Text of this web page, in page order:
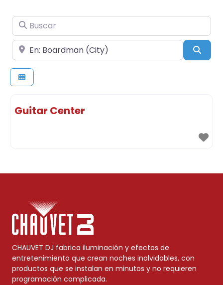
Buscar
Cerca de
Guitar Center
CHAUVET DJ fabrica iluminación y efectos de
entretenimiento que crean noches inolvidables, con
productos que se instalan en minutos y no requieren
programación complicada.